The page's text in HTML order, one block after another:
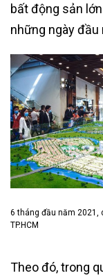
bất động sản
những ngày đầu
6 tháng đầu năm 2021,
TP.HCM
Theo đó, trong